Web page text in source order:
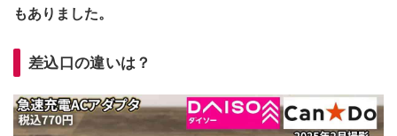
もありました。
差込口の違いは？